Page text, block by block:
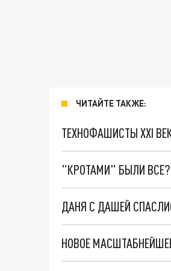
ЧИТАЙТЕ ТАКЖЕ:
ТЕХНОФАШИСТЫ XXI
"КРОТАМИ" БЫЛИ
ДАНЯ С ДАШЕЙ